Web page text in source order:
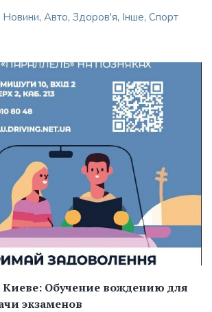
Новини, Авто, Здоров'я, Інше, Спорт
Обучение вождению для
экзаменов